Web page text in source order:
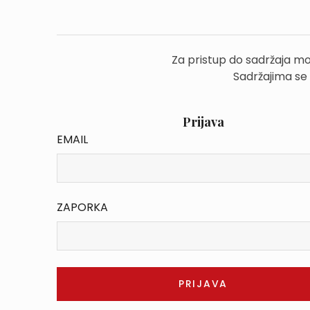
Za pristup do sadržaja
Sadržajima
Prijava
EMAIL
ZAPORKA